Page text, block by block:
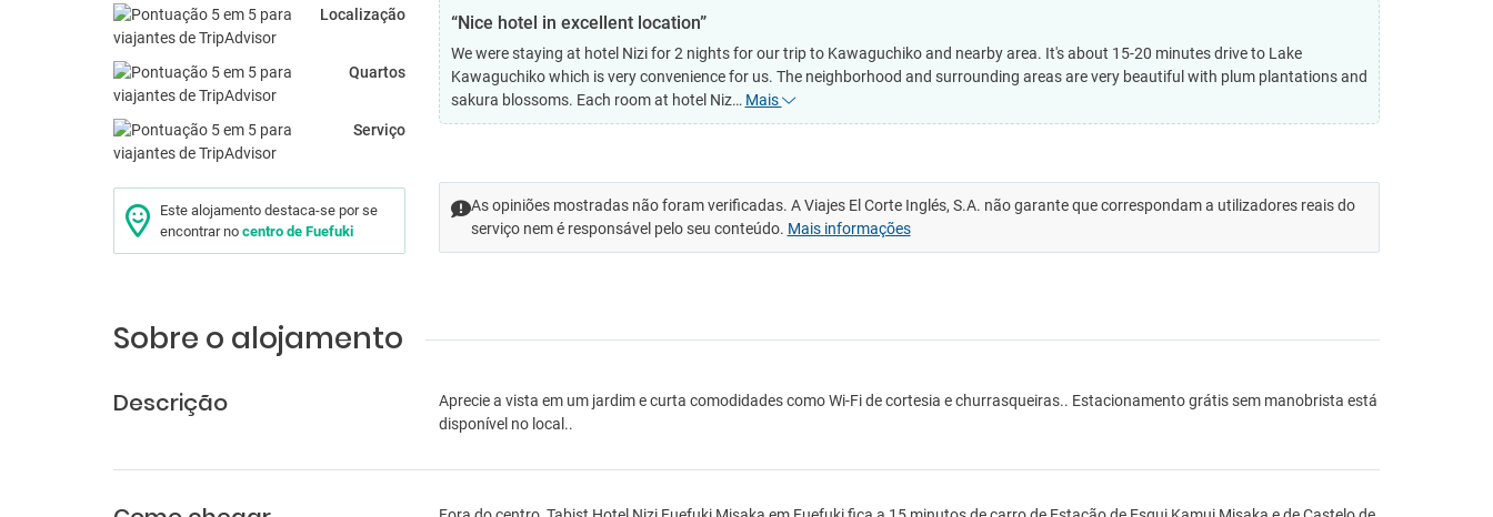
Localização
Quartos
Serviço
Este alojamento destaca-se por se
encontrar no centro de Fuefuki
“Nice hotel in excellent location”
We were staying at hotel Nizi for 2 nights for our trip to Kawaguchiko and nearby area. It's about 15-20 minutes drive to Lake
Kawaguchiko which is very convenience for us. The neighborhood and surrounding areas are very beautiful with plum plantations and
sakura blossoms. Each room at hotel Niz… Mais
As opiniões mostradas não foram verificadas. A Viajes El Corte Inglés, S.A. não garante que correspondam a utilizadores reais do
serviço nem é responsável pelo seu conteúdo. Mais informações
Sobre o alojamento
Descrição
Aprecie a vista em um jardim e curta comodidades como Wi-Fi de cortesia e churrasqueiras.. Estacionamento grátis sem manobrista está
disponível no local..